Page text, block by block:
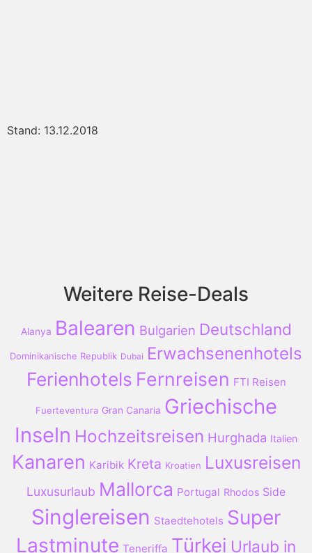
Stand: 13.12.2018
Weitere Reise-Deals
Alanya Balearen Bulgarien Deutschland
Dominikanische Republik Dubai Erwachsenenhotels
Ferienhotels Fernreisen FTI Reisen
Fuerteventura Gran Canaria Griechische
Inseln Hochzeitsreisen Hurghada Italien
Kanaren Karibik Kreta Kroatien Luxusreisen
Luxusurlaub Mallorca Portugal Rhodos Side
Singlereisen Staedtehotels Super
Lastminute Teneriffa Türkei Urlaub in